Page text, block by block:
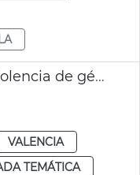
Nuevas tecnologías en violencia de género
VALENCIA
TEMÁTICA